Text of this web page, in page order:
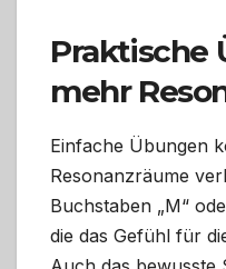
Praktische
mehr
Einfache Übungen
Resonanzräume
Buchstaben „M“
die das Gefühl für